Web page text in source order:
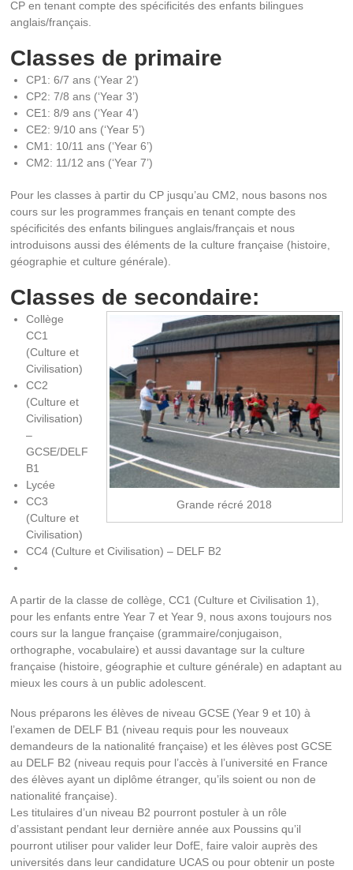
CP en tenant compte des spécificités des enfants bilingues
anglais/français.
Classes de primaire
CP1: 6/7 ans (‘Year 2’)
CP2: 7/8 ans (‘Year 3’)
CE1: 8/9 ans (‘Year 4’)
CE2: 9/10 ans (‘Year 5’)
CM1: 10/11 ans (‘Year 6’)
CM2: 11/12 ans (‘Year 7’)
Pour les classes à partir du CP jusqu’au CM2, nous basons nos
cours sur les programmes français en tenant compte des
spécificités des enfants bilingues anglais/français et nous
introduisons aussi des éléments de la culture française (histoire,
géographie et culture générale).
Classes de secondaire:
Grande récré 2018
Collège
CC1
(Culture et
Civilisation)
CC2
(Culture et
Civilisation)
–
GCSE/DELF
B1
Lycée
CC3
(Culture et
Civilisation)
CC4 (Culture et Civilisation) – DELF B2
A partir de la classe de collège, CC1 (Culture et Civilisation 1),
pour les enfants entre Year 7 et Year 9, nous axons toujours nos
cours sur la langue française (grammaire/conjugaison,
orthographe, vocabulaire) et aussi davantage sur la culture
française (histoire, géographie et culture générale) en adaptant au
mieux les cours à un public adolescent.
Nous préparons les élèves de niveau GCSE (Year 9 et 10) à
l’examen de DELF B1 (niveau requis pour les nouveaux
demandeurs de la nationalité française) et les élèves post GCSE
au DELF B2 (niveau requis pour l’accès à l’université en France
des élèves ayant un diplôme étranger, qu’ils soient ou non de
nationalité française).
Les titulaires d’un niveau B2 pourront postuler à un rôle
d’assistant pendant leur dernière année aux Poussins qu’il
pourront utiliser pour valider leur DofE, faire valoir auprès des
universités dans leur candidature UCAS ou pour obtenir un poste